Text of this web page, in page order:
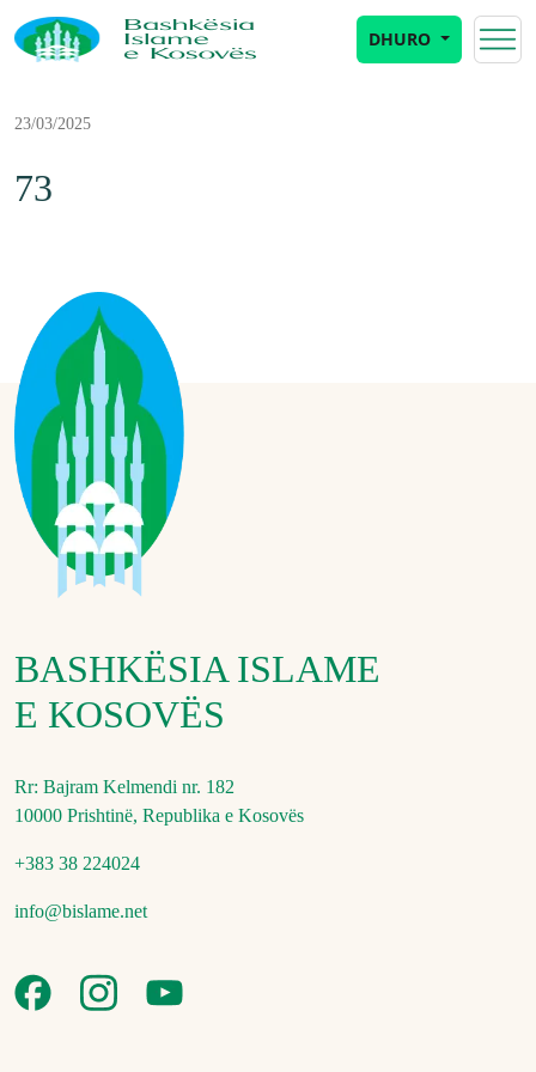
DHURO
23/03/2025
73
BASHKËSIA ISLAME
E KOSOVËS
Rr: Bajram Kelmendi nr. 182
10000 Prishtinë, Republika e Kosovës
+383 38 224024
info@bislame.net